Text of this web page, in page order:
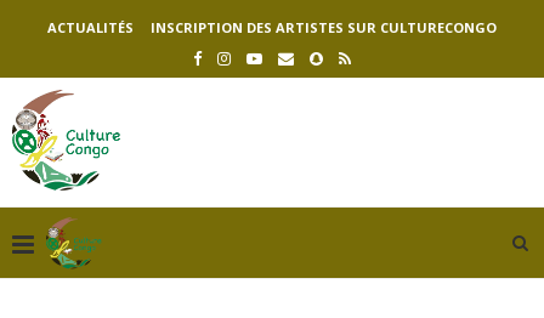
ACTUALITÉS INSCRIPTION DES ARTISTES SUR CULTURECONGO